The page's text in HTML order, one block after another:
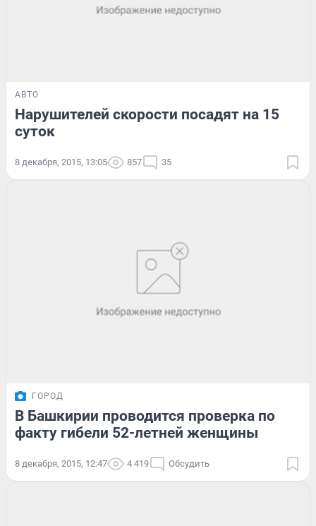
АВТО
Нарушителей скорости посадят на 15
суток
8 декабря, 2015, 13:05 857 35
ГОРОД
В Башкирии проводится проверка по
факту гибели 52-летней женщины
8 декабря, 2015, 12:47 4 419 Обсудить